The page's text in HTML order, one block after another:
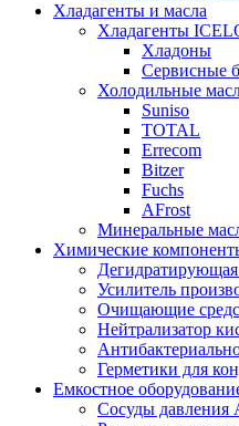
Хладагенты и масла
Хладагенты
Хладоны
Сервисные
Холодильные
Suniso
TOTAL
Errecom
Bitzer
Fuchs
AFrost
Минеральные
Химические
Дегидратирующая
Усилитель
Очищающие
Нейтрализатор
Герметики для
Емкостное
Сосуды давления